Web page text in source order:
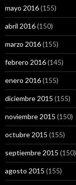
mayo 2016(155)
abril 2016(150)
marzo 2016(155)
febrero 2016(145)
enero 2016(155)
diciembre 2015 (155)
noviembre 2015 (150)
octubre 2015 (155)
septiembre 2015 (150)
agosto 2015 (155)